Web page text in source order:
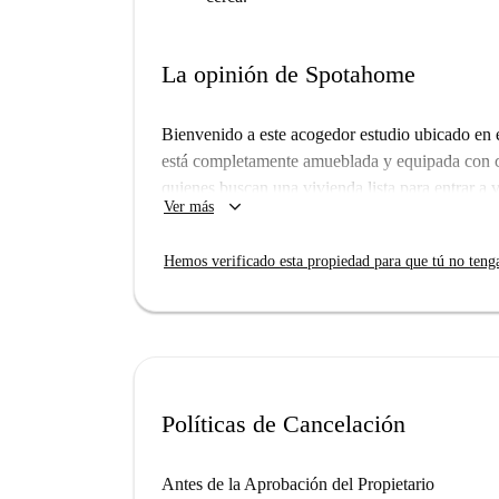
La opinión de Spotahome
Bienvenido a este acogedor estudio ubicado
está completamente amueblada y equipada
quienes buscan una vivienda lista para entrar
balcón, la comodidad es tan práctica como
lo que aumenta la comodidad de esta vivienda.
ideales para explorar, lo que añade aún más
Ver más keyboard_arrow_down
Hemos verificado esta propiedad para que tú no
Políticas de Cancelación
Antes de la Aprobación del Propietario